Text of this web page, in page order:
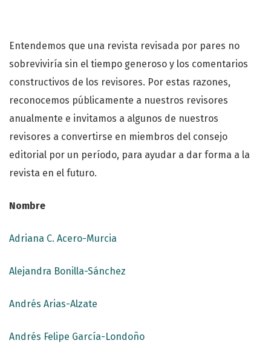
Entendemos que una revista revisada por pares no
sobreviviría sin el tiempo generoso y los comentarios
constructivos de los revisores. Por estas razones,
reconocemos públicamente a nuestros revisores
anualmente e invitamos a algunos de nuestros
revisores a convertirse en miembros del consejo
editorial por un período, para ayudar a dar forma a la
revista en el futuro.
Nombre
Adriana C. Acero-Murcia
Alejandra Bonilla-Sánchez
Andrés Arias-Alzate
Andrés Felipe García-Londoño